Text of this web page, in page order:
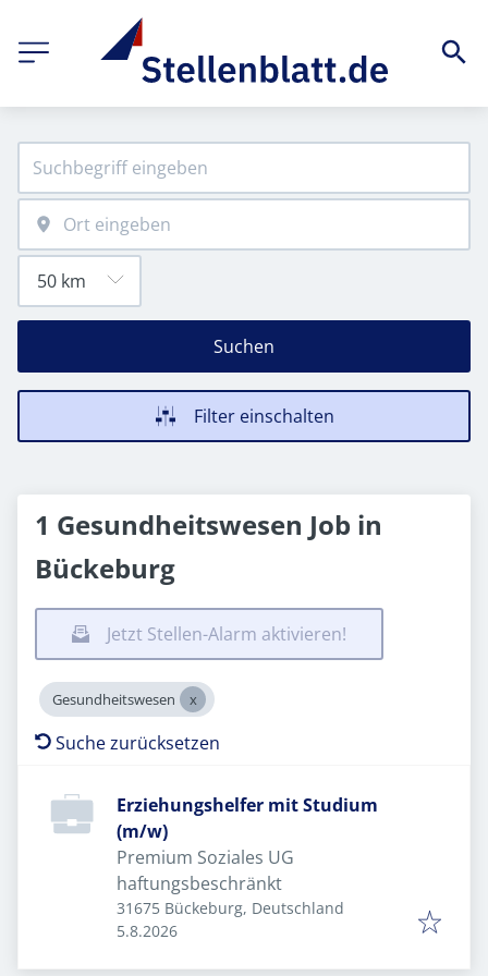
Suchen
Filter einschalten
1 Gesundheitswesen Job in
Bückeburg
Jetzt Stellen-Alarm aktivieren!
Gesundheitswesen
Suche zurücksetzen
Erziehungshelfer mit Studium
(m/w)
Premium Soziales UG
haftungsbeschränkt
31675 Bückeburg, Deutschland
Veröffentlicht
5.8.2026